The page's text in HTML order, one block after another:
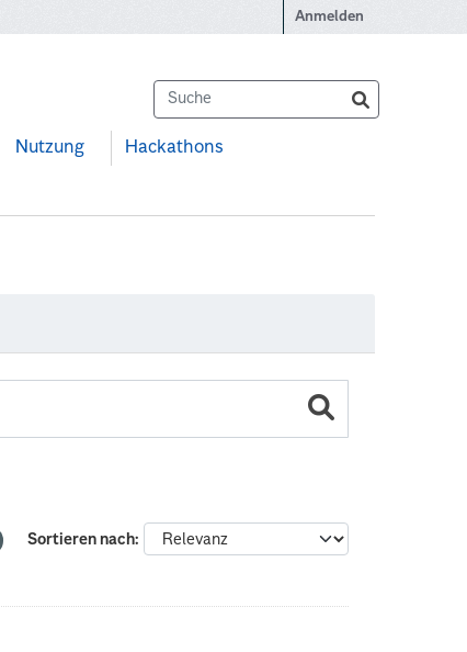
Anmelden
Nutzung Hackathons
Sortieren nach